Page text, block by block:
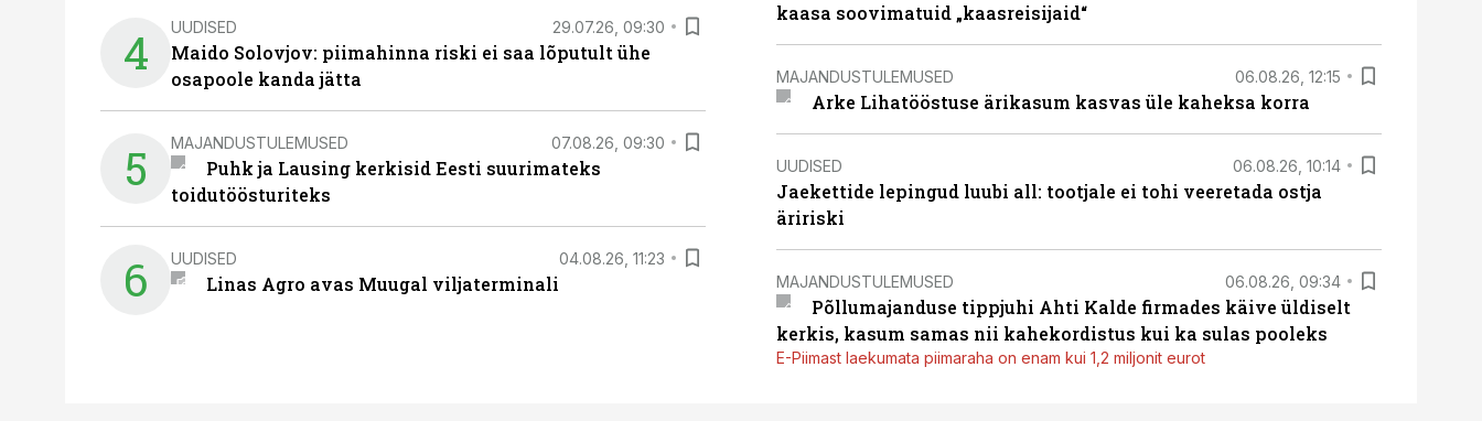
4 UUDISED 29.07.26, 09:30
Maido Solovjov: piimahinna riski ei saa lõputult ühe
osapoole kanda jätta
5 MAJANDUSTULEMUSED 07.08.26, 09:30
Puhk ja Lausing kerkisid Eesti suurimateks
toidutöösturiteks
6 UUDISED 04.08.26, 11:23
Linas Agro avas Muugal viljaterminali
kaasa soovimatuid „kaasreisijaid“
MAJANDUSTULEMUSED 06.08.26, 12:15
Arke Lihatööstuse ärikasum kasvas üle kaheksa korra
UUDISED 06.08.26, 10:14
Jaekettide lepingud luubi all: tootjale ei tohi veeretada ostja
äririski
MAJANDUSTULEMUSED 06.08.26, 09:34
Põllumajanduse tippjuhi Ahti Kalde firmades käive üldiselt
kerkis, kasum samas nii kahekordistus kui ka sulas pooleks
E-Piimast laekumata piimaraha on enam kui 1,2 miljonit eurot